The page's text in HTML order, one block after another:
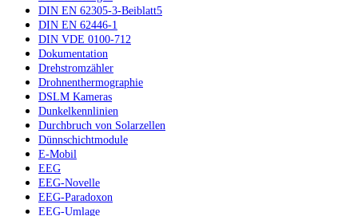
DIN EN 62305-3-Beiblatt5
DIN EN 62446-1
DIN VDE 0100-712
Dokumentation
Drehstromzähler
Drohnenthermographie
DSLM Kameras
Dunkelkennlinien
Durchbruch von Solarzellen
Dünnschichtmodule
E-Mobil
EEG
EEG-Novelle
EEG-Paradoxon
EEG-Umlage